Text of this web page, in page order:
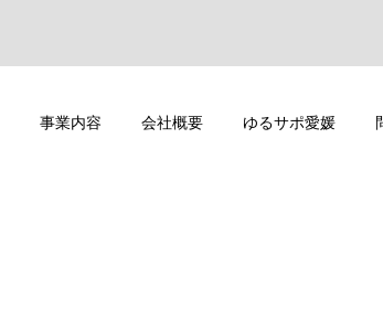
事業内容 会社概要 ゆるサポ愛媛